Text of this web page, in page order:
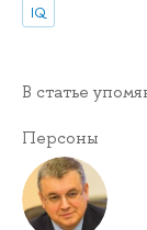
IQ
В статье
Персоны